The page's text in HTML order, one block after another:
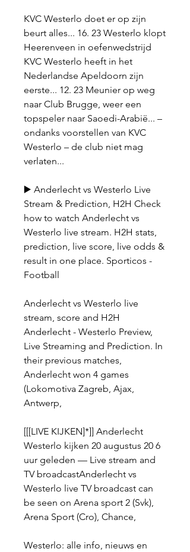
KVC Westerlo doet er op zijn
beurt alles... 16. 23 Westerlo klopt
Heerenveen in oefenwedstrijd
KVC Westerlo heeft in het
Nederlandse Apeldoorn zijn
eerste... 12. 23 Meunier op weg
naar Club Brugge, weer een
topspeler naar Saoedi-Arabië... –
ondanks voorstellen van KVC
Westerlo – de club niet mag
verlaten...
▶️ Anderlecht vs Westerlo Live
Stream & Prediction, H2H Check
how to watch Anderlecht vs
Westerlo live stream. H2H stats,
prediction, live score, live odds &
result in one place. Sporticos -
Football
Anderlecht vs Westerlo live
stream, score and H2H
Anderlecht - Westerlo Preview,
Live Streaming and Prediction. In
their previous matches,
Anderlecht won 4 games
(Lokomotiva Zagreb, Ajax,
Antwerp,
[[[LIVE KIJKEN]*]] Anderlecht
Westerlo kijken 20 augustus 20 6
uur geleden — Live stream and
TV broadcastAnderlecht vs
Westerlo live TV broadcast can
be seen on Arena sport 2 (Svk),
Arena Sport (Cro), Chance,
Westerlo: alle info, nieuws en